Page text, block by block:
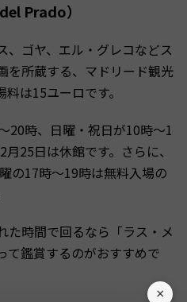
×
Prado）
、ゴヤ、エル・グレコなどス
を所蔵する、マドリード観光
は15ユーロです。
20時、日曜・祝日が10時〜1
25日は休館です。さらに、
の17時〜19時は無料入場の
た時間で回るなら「ラス・メ
て鑑賞するのがおすすめで